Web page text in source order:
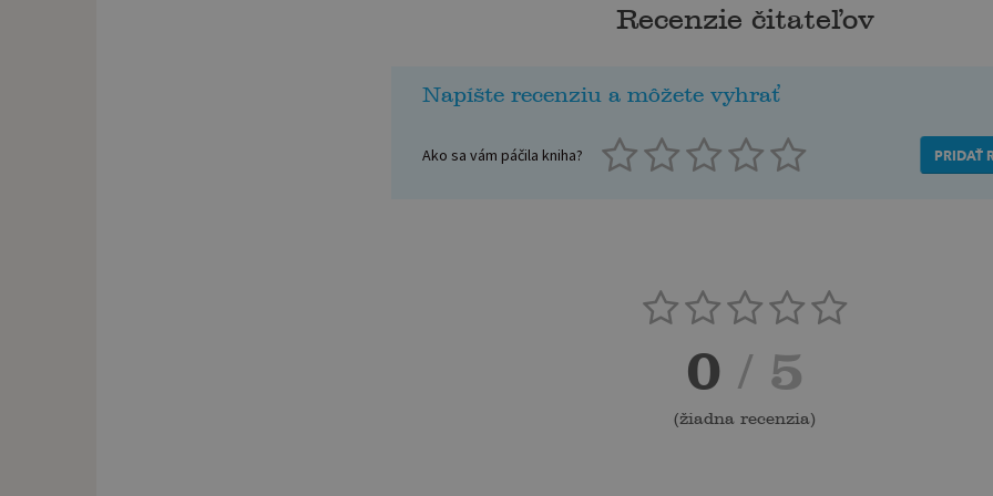
Recenzie čitateľov
Napíšte recenziu a môžete vyhrať
Ako sa vám páčila kniha? PRIDAŤ
0 / 5
(žiadna recenzia)